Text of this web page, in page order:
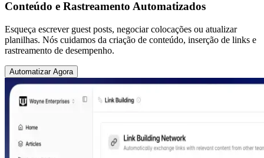
Conteúdo e Rastreamento Automatizados
Esqueça escrever guest posts, negociar colocações ou atualizar
planilhas. Nós cuidamos da criação de conteúdo, inserção de links e
rastreamento de desempenho.
Automatizar Agora